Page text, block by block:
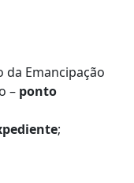
da Emancipação
– ponto
;